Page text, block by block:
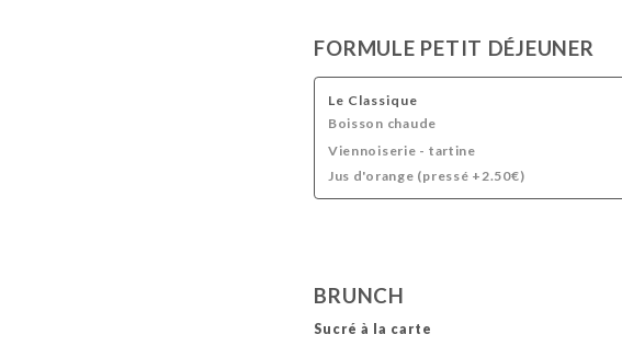
BOISSONS FRAÎCHES BOISSONS CHAUDES
FORMULE PETIT DÉJEUNER
Le Classique
Boisson chaude
Viennoiserie - tartine
Jus d'orange (pressé +2.50€)
BRUNCH
Sucré à la carte